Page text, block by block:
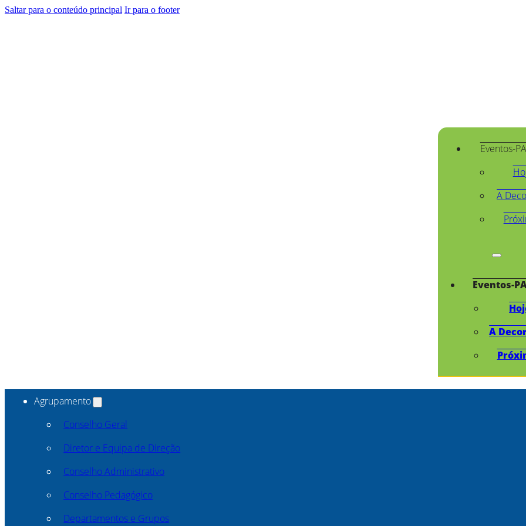
Saltar para o conteúdo principal Ir para o footer
Eventos-
A
Eventos-
A
Agrupamento
Conselho Geral
Diretor e Equipa de Direção
Conselho Administrativo
Conselho Pedagógico
Departamentos e Grupos